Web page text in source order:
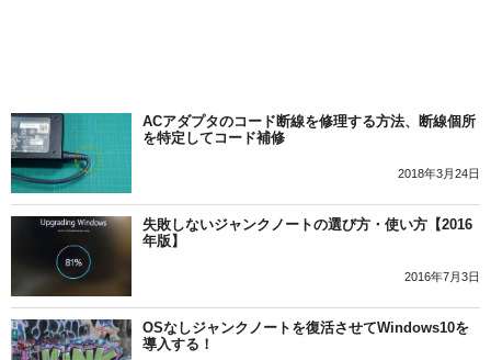
ACアダプタのコード断線を修理する方法、断線個所
を特定してコード補修
2018年3月24日
失敗しないジャンクノートの選び方・使い方【2016
年版】
2016年7月3日
OSなしジャンクノートを復活させてWindows10を
導入する！